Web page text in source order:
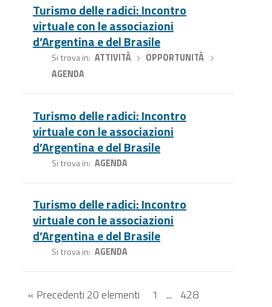
Turismo delle radici: Incontro
virtuale con le associazioni
d’Argentina e del Brasile
Si trova in ATTIVITÀ› OPPORTUNITÀ
AGENDA
Turismo delle radici: Incontro
virtuale con le associazioni
d’Argentina e del Brasile
Si trova in AGENDA
Turismo delle radici: Incontro
virtuale con le associazioni
d’Argentina e del Brasile
Si trova in AGENDA
« Precedenti 20 elementi 1 ... 428